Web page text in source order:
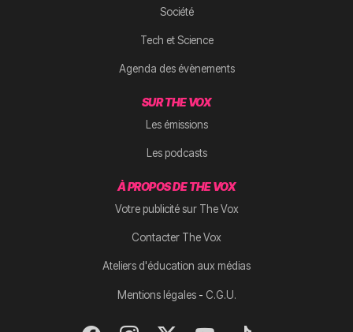
Société
Tech et Science
Agenda des évènements
SUR THE VOX
Les émissions
Les podcasts
À PROPOS DE THE VOX
Votre publicité sur The Vox
Contacter The Vox
Ateliers d'éducation aux médias
Mentions légales- C.G.U.